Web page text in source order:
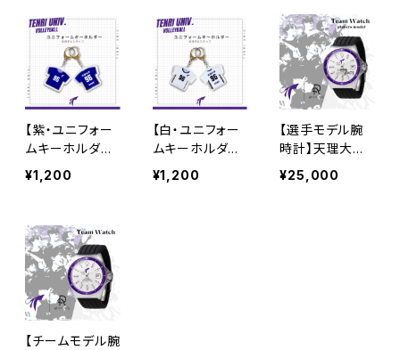
【紫・ユニフォー
ムキーホルダ
ー】天理大学男
子バレー部
¥1,200
【白・ユニフォー
ムキーホルダ
ー】天理大学男
子バレー部
¥1,200
【選手モデル腕
時計】天理大学
男子バレー部
¥25,000
【チームモデル腕